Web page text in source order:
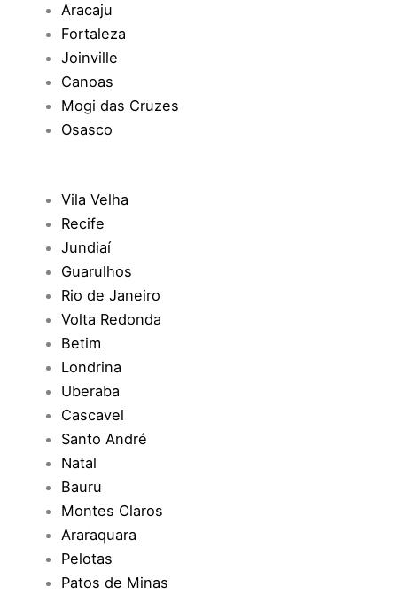
Aracaju
Fortaleza
Joinville
Canoas
Mogi das Cruzes
Osasco
Vila Velha
Recife
Jundiaí
Guarulhos
Rio de Janeiro
Volta Redonda
Betim
Londrina
Uberaba
Cascavel
Santo André
Natal
Bauru
Montes Claros
Araraquara
Pelotas
Patos de Minas